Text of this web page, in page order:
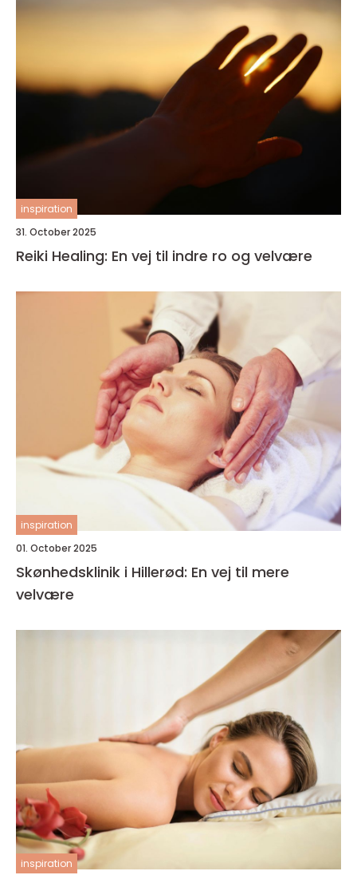
inspiration
31. October 2025
Reiki Healing: En vej til indre ro og velvære
inspiration
01. October 2025
Skønhedsklinik i Hillerød: En vej til mere
velvære
inspiration